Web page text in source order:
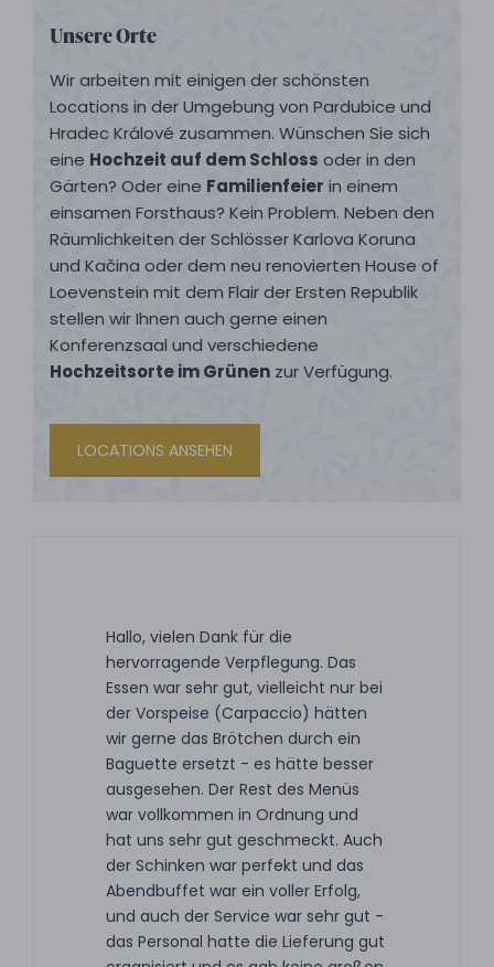
Unsere Orte
Wir arbeiten mit einigen der schönsten
Locations in der Umgebung von Pardubice und
Hradec Králové zusammen. Wünschen Sie sich
eine Hochzeit auf dem Schloss oder in den
Gärten? Oder eine Familienfeier in einem
einsamen Forsthaus? Kein Problem. Neben den
Räumlichkeiten der Schlösser Karlova Koruna
und Kačina oder dem neu renovierten House of
Loevenstein mit dem Flair der Ersten Republik
stellen wir Ihnen auch gerne einen
Konferenzsaal und verschiedene
Hochzeitsorte im Grünen zur Verfügung.
LOCATIONS ANSEHEN
Hallo, vielen Dank für die
hervorragende Verpflegung. Das
Essen war sehr gut, vielleicht nur bei
der Vorspeise (Carpaccio) hätten
wir gerne das Brötchen durch ein
Baguette ersetzt - es hätte besser
ausgesehen. Der Rest des Menüs
war vollkommen in Ordnung und
hat uns sehr gut geschmeckt. Auch
der Schinken war perfekt und das
Abendbuffet war ein voller Erfolg,
und auch der Service war sehr gut -
das Personal hatte die Lieferung gut